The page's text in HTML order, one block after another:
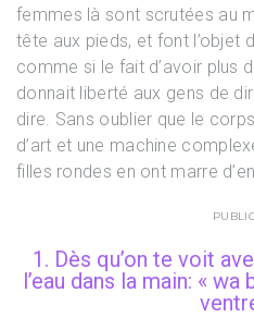
femmes là sont scrutées au
tête aux pieds, et font l’objet
comme si le fait d’avoir plus
donnait liberté aux gens de
dire. Sans oublier que le
d’art et une machine
filles rondes en ont marre
1. Dès qu’on te voit
l’eau dans la main: «